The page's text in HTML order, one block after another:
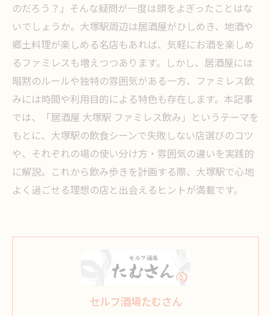
のだろう？」そんな疑問が一度は頭をよぎったことはな
いでしょうか。大塚駅周辺は居酒屋がひしめき、地酒や
郷土料理が楽しめる名店もあれば、気軽にお酒を楽しめ
るファミレスも増えつつあります。しかし、居酒屋には
暗黙のルールや独特の雰囲気がある一方、ファミレス飲
みには時間や利用目的による特色も存在します。本記事
では、「居酒屋 大塚駅 ファミレス飲み」というテーマを
もとに、大塚駅の飲食シーンで失敗しない店選びのコツ
や、それぞれの場の使い分け方・雰囲気の違いを実践的
に解説。これから飲み歩きを計画する際、大塚駅で心地
よく過ごせる理想の店と出会えるヒントが満載です。
セルフ酒場たむさん